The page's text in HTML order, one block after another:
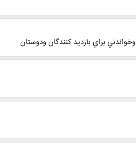
وخواندني براي بازديد كنندگان ودوستان